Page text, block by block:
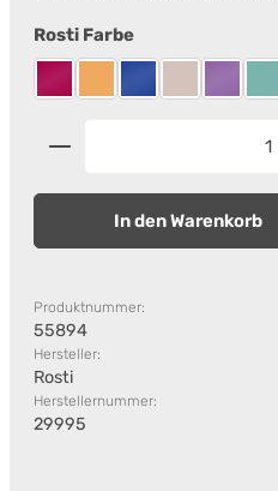
Rosti Farbeauswählen
Beetroot
CurryElectric blue
Humus
Produkt Anzahl: Gib
In den Warenkorb
Produktnummer:
55894
Hersteller:
Rosti
Herstellernummer:
29995